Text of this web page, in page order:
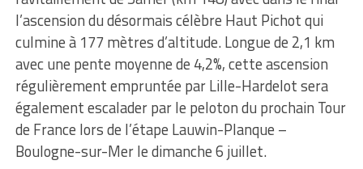
l’ascension du désormais célèbre Haut Pichot qui
culmine à 177 mètres d’altitude. Longue de 2,1 km
avec une pente moyenne de 4,2%, cette ascension
régulièrement empruntée par Lille-Hardelot sera
également escalader par le peloton du prochain Tour
de France lors de l’étape Lauwin-Planque –
Boulogne-sur-Mer le dimanche 6 juillet.